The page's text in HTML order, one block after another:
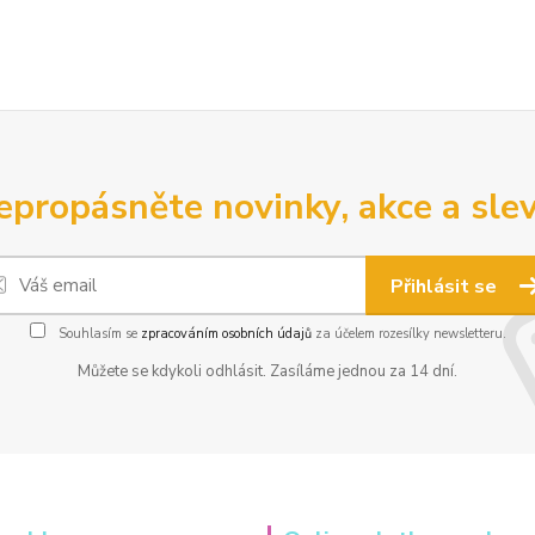
novinky, akce a
Přihlásit se
Souhlasím se zpracováním osobních údajůza účelem rozesílky newsletteru.
Můžete se kdykoli odhlásit. Zasíláme jednou za 14 dní.